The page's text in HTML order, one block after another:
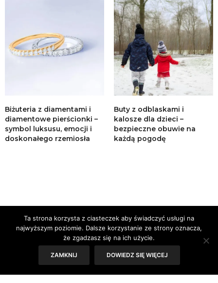
Biżuteria z diamentami i
diamentowe pierścionki –
symbol luksusu, emocji i
doskonałego rzemiosła
Buty z odblaskami i
kalosze dla dzieci –
bezpieczne obuwie na
każdą pogodę
Ta strona korzysta z ciasteczek aby świadczyć usługi na
najwyższym poziomie. Dalsze korzystanie ze strony oznacza,
że zgadzasz się na ich użycie.
ZAMKNIJ DOWIEDZ SIĘ WIĘCEJ